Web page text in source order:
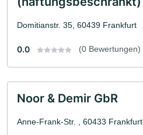
Domitianstr. 35, 60439 Frankfurt
0.0 (0 Bewertungen)
Noor & Demir GbR
Anne-Frank-Str. , 60433 Frankfurt